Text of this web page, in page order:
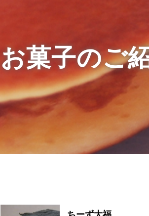
お菓子のご